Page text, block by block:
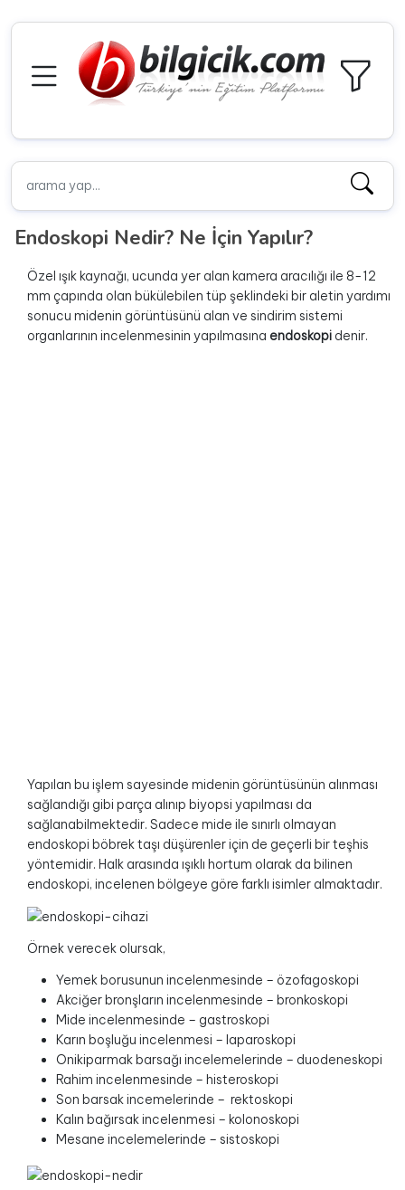
Endoskopi Nedir? Ne İçin Yapılır?
Özel ışık kaynağı, ucunda yer alan kamera aracılığı ile 8-12
mm çapında olan bükülebilen tüp şeklindeki bir aletin yardımı
sonucu midenin görüntüsünü alan ve sindirim sistemi
organlarının incelenmesinin yapılmasına endoskopi denir.
Yapılan bu işlem sayesinde midenin görüntüsünün alınması
sağlandığı gibi parça alınıp biyopsi yapılması da
sağlanabilmektedir. Sadece mide ile sınırlı olmayan
endoskopi böbrek taşı düşürenler için de geçerli bir teşhis
yöntemidir. Halk arasında ışıklı hortum olarak da bilinen
endoskopi, incelenen bölgeye göre farklı isimler almaktadır.
Örnek verecek olursak,
Yemek borusunun incelenmesinde – özofagoskopi
Akciğer bronşların incelenmesinde – bronkoskopi
Mide incelenmesinde – gastroskopi
Karın boşluğu incelenmesi – laparoskopi
Onikiparmak barsağı incelemelerinde – duodeneskopi
Rahim incelenmesinde – histeroskopi
Son barsak incemelerinde – rektoskopi
Kalın bağırsak incelenmesi – kolonoskopi
Mesane incelemelerinde – sistoskopi